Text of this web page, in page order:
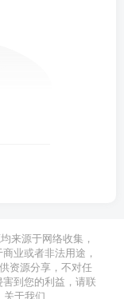
来源于网络收集，
业或者非法用途，
资源分享，不对任
到您的利益，请联
关于我们